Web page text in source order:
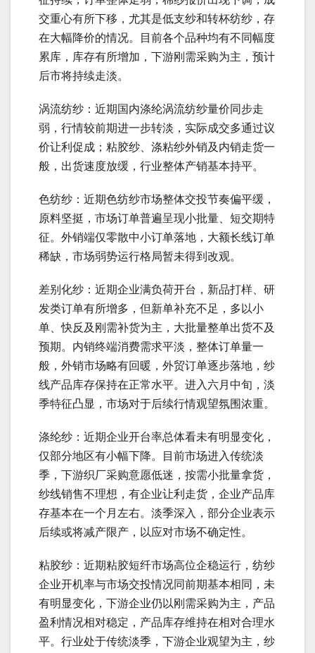
交重心有所下移，尤其是低支纱和转杯纺纱，存
在大幅降价的情况。目前各个品种均有不同幅度
累库，库存有所增加，下游刚需采购为主，预计
后市将持续走淡。
涡流纺纱：近期国内涤纶涡流纺纱量价同步走
弱，行情较前期进一步转淡，实际成交多通过议
价让利促成；粘胶纱、涤粘纱外销及内销走货一
般，出货速度放缓，行业整体产销基本持平。
色纺纱：近期色纺纱市场整体交投节奏偏平缓，
原料坚挺，市场订单普遍呈现小批量、短交期特
征。外销端仅零散中小订单落地，大额长线订单
稀缺，市场弱势运行格局暂未得到改观。
差别化纱：近期企业满负荷开台，新品打样、研
发类订单有所增多，但新单补充不足，多以小
单、快反及刚需补货为主，大批量整单出货不及
预期。内销终端消费需求平淡，整体订单量一
般，外销市场略有回暖，外贸订单逐步落地，纱
线产品库存保持在正常水平。进入六月中旬，淡
季特征凸显，市场对于后续行情观望氛围浓重。
涤纶纱：近期企业开台率总体看未有明显变化，
仅部分地区有小幅下降。目前市场进入传统淡
季，下游织厂采购意愿低迷，按需小批量拿货，
纱线销售不理想，有企业让利走货，企业产品库
存基本在一个月左右。淡季深入，部分企业表示
后续或将减产限产，以应对市场不确定性。
粘胶纱：近期粘胶短纤市场高位企稳运行，纺纱
企业开机率与市场交投情况同前期基本相同，未
有明显变化，下游企业仍以刚需采购为主，产品
盈利情况相对稳定，产品库存维持在相对合理水
平。行业处于传统淡季，下游企业观望为主，纱